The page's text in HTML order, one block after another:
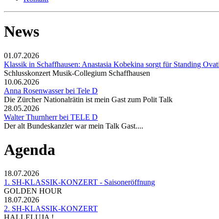
News
01.07.2026
Klassik in Schaffhausen: Anastasia Kobekina sorgt für Standing
Schlusskonzert Musik-Collegium Schaffhausen
10.06.2026
Anna Rosenwasser bei Tele D
Die Zürcher Nationalrätin ist mein Gast zum Polit Talk
28.05.2026
Walter Thurnherr bei TELE D
Der alt Bundeskanzler war mein Talk Gast....
Agenda
18.07.2026
1. SH-KLASSIK-KONZERT - Saisoneröffnung
GOLDEN HOUR
18.07.2026
2. SH-KLASSIK-KONZERT